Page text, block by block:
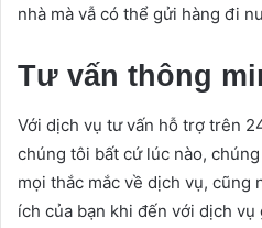
nhà mà vẫ có thể gửi hàng đi
Tư vấn thông
Với dịch vụ tư vấn hỗ trợ trên
chúng tôi bất cứ lúc nào,
mọi thắc mắc về dịch vụ, cũng
ích của bạn khi đến với dịch